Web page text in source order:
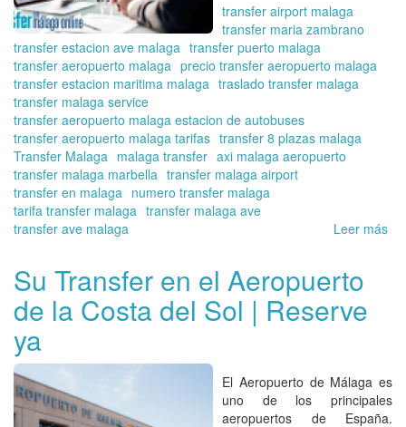
transfer airport malaga
transfer maria zambrano
transfer estacion ave malaga transfer puerto malaga
transfer aeropuerto malaga precio transfer aeropuerto malaga
transfer estacion maritima malaga traslado transfer malaga
transfer malaga service
transfer aeropuerto malaga estacion de autobuses
transfer aeropuerto malaga tarifas transfer 8 plazas malaga
Transfer Malaga malaga transfer axi malaga aeropuerto
transfer malaga marbella transfer malaga airport
transfer en malaga numero transfer malaga
tarifa transfer malaga transfer malaga ave
transfer ave malaga
Leer más
en
Su Transfer en el Aeropuerto
de la Costa del Sol | Reserve
ya
El Aeropuerto de Málaga es
uno de los principales
aeropuertos de España.